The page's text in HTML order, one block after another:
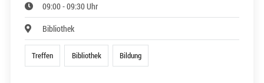
09:00 - 09:30 Uhr
Bibliothek
Treffen Bibliothek Bildung